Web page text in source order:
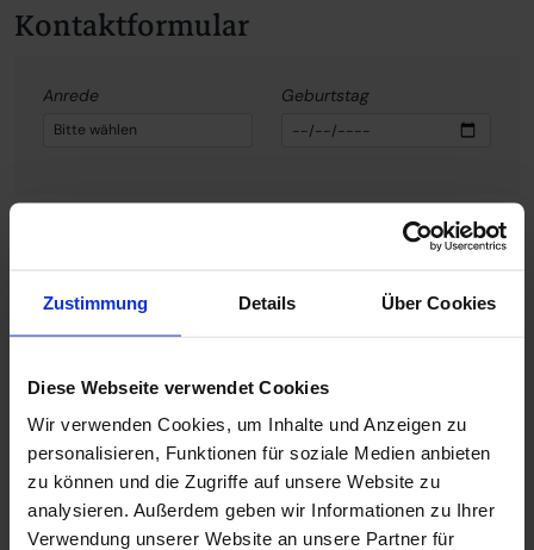
Zustimmung Details Über Cookies
Diese Webseite verwendet Cookies
Wir verwenden Cookies, um Inhalte und Anzeigen zu
personalisieren, Funktionen für soziale Medien anbieten
zu können und die Zugriffe auf unsere Website zu
analysieren. Außerdem geben wir Informationen zu Ihrer
Verwendung unserer Website an unsere Partner für
Kontaktformular
Anrede Geburtstag
Interesse Beruf
Ihre
Berufsgruppe